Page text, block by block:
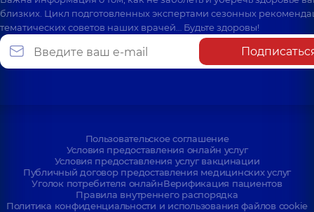
близких. Цикл подготовленных экспертами сезонных
тематических советов наших врачей… Будьте здоровы!
Пользовательское соглашение
Условия предоставления онлайн услуг
Условия предоставления услуг вакцинации
Публичный договор предоставления медицинских услуг
Уголок потребителя онлайнВерификация пациентов
Правила внутреннего распорядка
Политика конфиденциальности и использования файлов cookie